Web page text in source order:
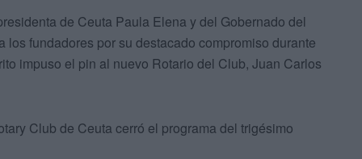
de Ceuta Paula Elena y del Gobernado del
fundadores por su destacado compromiso durante
impuso el pin al nuevo Rotario del Club, Juan Carlos
Club de Ceuta cerró el programa del trigésimo